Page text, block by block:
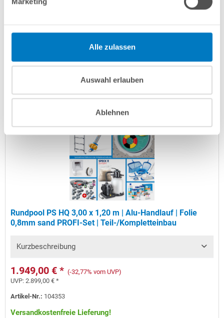
Alle zulassen
Auswahl erlauben
Ablehnen
Artikel-Nr.:104352
Versandkostenfreie Lieferung!
Lieferung in ca. 3-6 Arbeitstagen
In den Warenkorb
Rundpool PS HQ 3,00 x 1,20 m | Alu-Handlauf | Folie
0,8mm sand PROFI-Set | Teil-/Kompletteinbau
Kurzbeschreibung
1.949,00 € * (-32,77% vom UVP)
UVP:2.899,00 € *
Artikel-Nr.: 104353
Versandkostenfreie Lieferung!